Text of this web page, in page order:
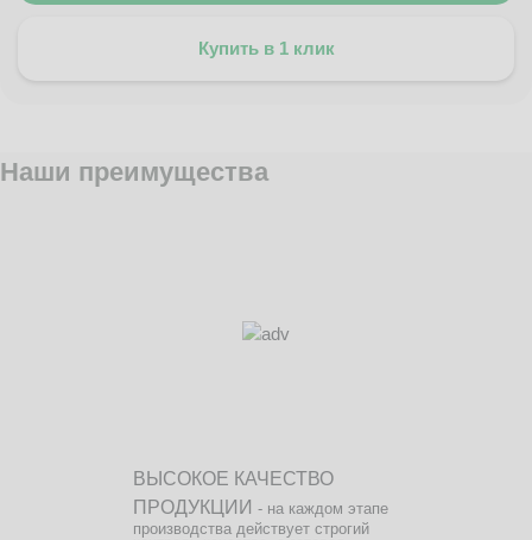
Купить в 1 клик
Наши преимущества
ВЫСОКОЕ КАЧЕСТВО
ПРОДУКЦИИ - на каждом этапе
производства действует строгий